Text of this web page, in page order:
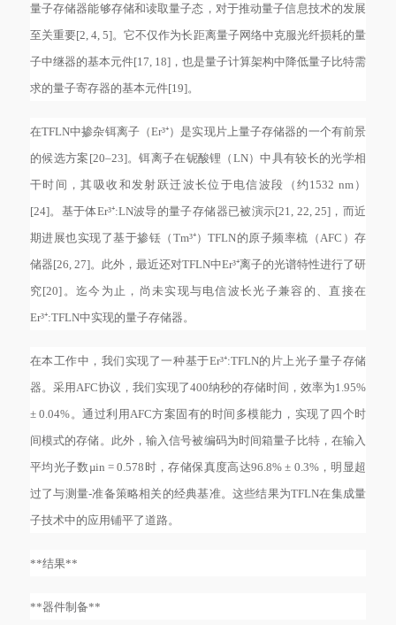
量子存储器能够存储和读取量子态，对于推动量子信息技术的发展
至关重要[2, 4, 5]。它不仅作为长距离量子网络中克服光纤损耗的量
子中继器的基本元件[17, 18]，也是量子计算架构中降低量子比特需
求的量子寄存器的基本元件[19]。
在TFLN中掺杂铒离子（Er³⁺）是实现片上量子存储器的一个有前景
的候选方案[20–23]。铒离子在铌酸锂（LN）中具有较长的光学相
干时间，其吸收和发射跃迁波长位于电信波段（约1532 nm）
[24]。基于体Er³⁺:LN波导的量子存储器已被演示[21, 22, 25]，而近
期进展也实现了基于掺铥（Tm³⁺）TFLN的原子频率梳（AFC）存
储器[26, 27]。此外，最近还对TFLN中Er³⁺离子的光谱特性进行了研
究[20]。迄今为止，尚未实现与电信波长光子兼容的、直接在
Er³⁺:TFLN中实现的量子存储器。
在本工作中，我们实现了一种基于Er³⁺:TFLN的片上光子量子存储
器。采用AFC协议，我们实现了400纳秒的存储时间，效率为1.95%
± 0.04%。通过利用AFC方案固有的时间多模能力，实现了四个时
间模式的存储。此外，输入信号被编码为时间箱量子比特，在输入
平均光子数µin = 0.578时，存储保真度高达96.8% ± 0.3%，明显超
过了与测量-准备策略相关的经典基准。这些结果为TFLN在集成量
子技术中的应用铺平了道路。
**结果**
**器件制备**